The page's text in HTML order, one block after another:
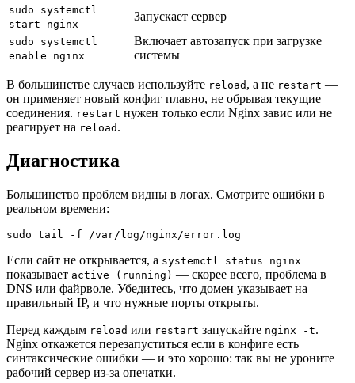
sudo systemctl
start nginx
Запускает сервер
sudo systemctl
enable nginx
Включает автозапуск при загрузке
системы
В большинстве случаев используйте reload , а не restart —
он применяет новый конфиг плавно, не обрывая текущие
соединения. restart нужен только если Nginx завис или не
реагирует на reload .
Диагностика
Большинство проблем видны в логах. Смотрите ошибки в
реальном времени:
Если сайт не открывается, а systemctl status nginx
показывает active (running) — скорее всего, проблема в
DNS или файрволе. Убедитесь, что домен указывает на
правильный IP, и что нужные порты открыты.
Перед каждым reload или restart запускайте nginx -t.
Nginx откажется перезапуститься если в конфиге есть
синтаксические ошибки — и это хорошо: так вы не уроните
рабочий сервер из-за опечатки.